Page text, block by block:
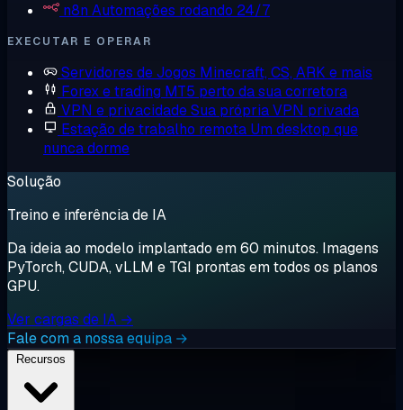
n8n Automações rodando 24/7
EXECUTAR E OPERAR
Servidores de Jogos Minecraft, CS, ARK e mais
Forex e trading MT5 perto da sua corretora
VPN e privacidadeSua própria VPN privada
Estação de trabalho remota Um desktop que
nunca dorme
Solução
Treino e inferência de IA
Da ideia ao modelo implantado em 60 minutos. Imagens
PyTorch, CUDA, vLLM e TGI prontas em todos os planos
GPU.
Ver cargas de IA →
Fale com a nossa equipa →